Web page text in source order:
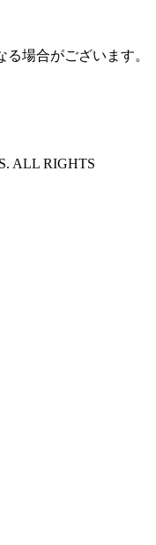
場合がございます。
ALL RIGHTS